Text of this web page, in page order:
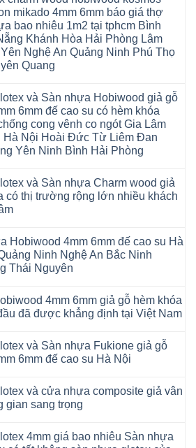
mikado 4mm 6mm báo giá thợ
bao nhiêu 1m2 tại tphcm Bình
Khánh Hòa Hải Phòng Lâm
Nghệ An Quảng Ninh Phú Thọ
Quang
và Sàn nhựa Hobiwood giả gỗ
6mm đế cao su có hèm khóa
cong vênh co ngót Gia Lâm
Hà Nội Hoài Đức Từ Liêm Đan
Yên Ninh Bình Hải Phòng
và Sàn nhựa Charm wood giả
có thị trường rộng lớn nhiều khách
Hobiwood 4mm 6mm đế cao su Hà
Ninh Nghệ An Bắc Ninh
Thái Nguyên
4mm 6mm giả gỗ hèm khóa
đã được khẳng định tại Việt Nam
và Sàn nhựa Fukione giả gỗ
6mm đế cao su Hà Nội
và cửa nhựa composite giả vân
gian sang trọng
4mm giá bao nhiêu Sàn nhựa